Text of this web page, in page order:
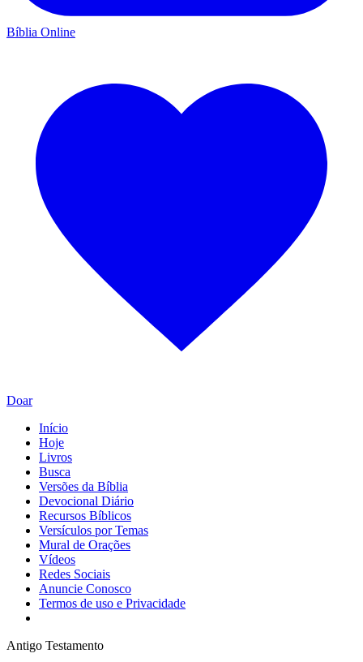
Bíblia Online
Doar
Início
Hoje
Livros
Busca
Versões da Bíblia
Devocional Diário
Recursos Bíblicos
Versículos por Temas
Mural de Orações
Vídeos
Redes Sociais
Anuncie Conosco
Termos de uso e Privacidade
Antigo Testamento